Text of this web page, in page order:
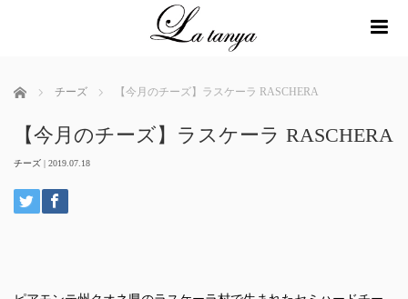
ホーム チーズ 【今月のチーズ】ラスケーラ RASCHERA
【今月のチーズ】ラスケーラ RASCHERA
チーズ | 2019.07.18